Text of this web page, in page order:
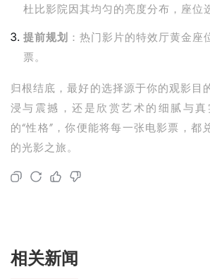
杜比影院因其均匀的亮度分布，座位
提前规划 ：热门影片的特效厅黄金
票。
归根结底，最好的选择源于你的观影目
浸与震撼，还是欣赏艺术的细腻与
的“性格”，你便能将每一张电影票，都
的光影之旅。
相关新闻